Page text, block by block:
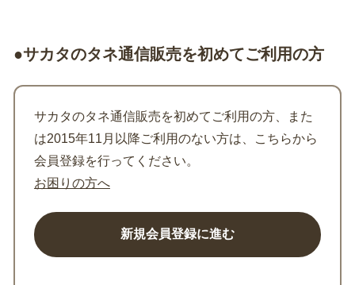
●サカタのタネ通信販売を初めてご利用の方
サカタのタネ通信販売を初めてご利用の方、また
は2015年11月以降ご利用のない方は、こちらから
会員登録を行ってください。
お困りの方へ